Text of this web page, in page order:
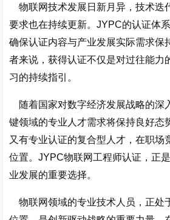
物联网技术发展日新月异，技术迭
要求也在持续更新。JYPC的认证体
确保认证内容与产业发展实际需求保
者来说，获得认证不仅是对过往能力
习的持续指引。
随着国家对数字经济发展战略的深
键领域的专业人才需求将保持良好态
又有专业认证的复合型人才，在职场
位置。JYPC物联网工程师认证，正
业发展的重要选择。
物联网领域的专业技术人员，正处